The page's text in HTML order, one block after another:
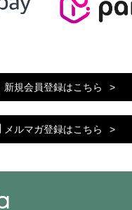
新規会員登録はこちら
メルマガ登録はこちら